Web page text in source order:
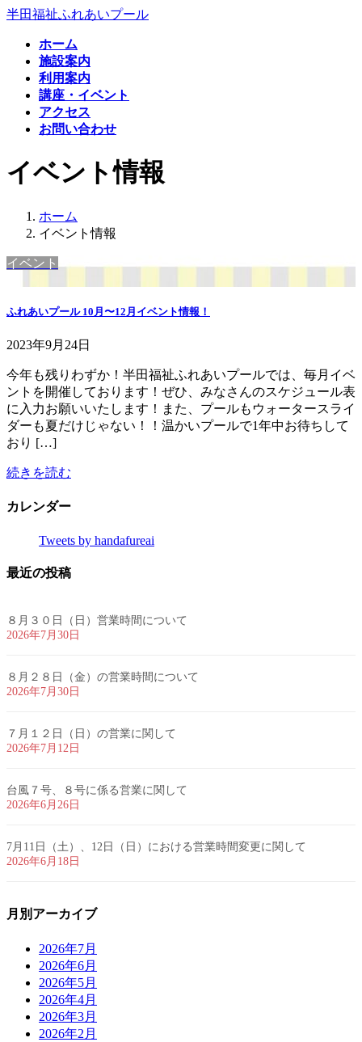
コ
プ
ナ
動
半田福祉ふれあいプール
ホーム
施設案内
利用案内
講座・イベント
アクセス
お問い合わせ
イベント情報
ホーム
イベント情報
イベント
ふれあいプール 10月〜12月イベント情報！
2023年9月24日
今年も残りわずか！半田福祉ふれあいプールでは、毎月イベ
ントを開催しております！ぜひ、みなさんのスケジュール表
に入力お願いいたします！また、プールもウォータースライ
ダーも夏だけじゃない！！温かいプールで1年中お待ちして
おり […]
続きを読む
カレンダー
Tweets by handafureai
最近の投稿
８月３０日（日）営業時間について
2026年7月30日
８月２８日（金）の営業時間について
2026年7月30日
７月１２日（日）の営業に関して
2026年7月12日
台風７号、８号に係る営業に関して
2026年6月26日
7月11日（土）、12日（日）における営業時間変更に関して
2026年6月18日
月別アーカイブ
2026年7月
2026年6月
2026年5月
2026年4月
2026年3月
2026年2月